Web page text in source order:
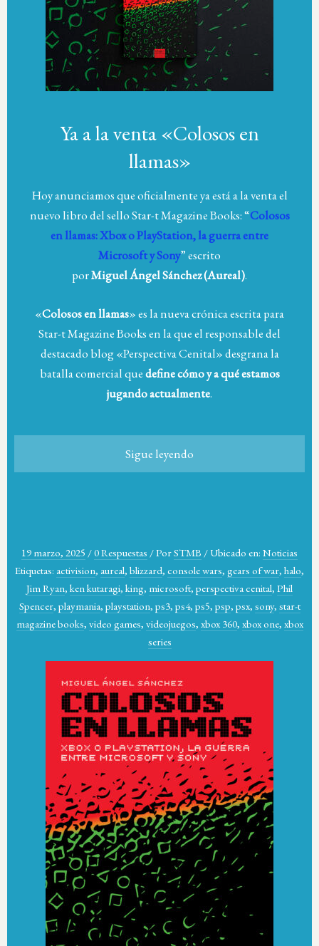
Ya a la venta «Colosos en
llamas»
Hoy anunciamos que oficialmente ya está a la venta el
nuevo libro del sello Star-t Magazine Books: “Colosos
en llamas: Xbox o PlayStation, la guerra entre
Microsoft y Sony” escrito
porMiguel Ángel Sánchez (Aureal).
«Colosos en llamas» es la nueva crónica escrita para
Star-t Magazine Books en la que el responsable del
destacado blog «Perspectiva Cenital» desgrana la
batalla comercial quedefine cómo y a qué estamos
jugando actualmente.
Sigue leyendo
19 marzo, 2025 /0 Respuestas /PorSTMB / Ubicado en: Noticias
Etiquetas: activision, aureal, blizzard, console wars, gears of war, halo,
Jim Ryan, ken kutaragi, king, microsoft, perspectiva cenital, Phil
Spencer, playmania, playstation, ps3, ps4, ps5, psp, psx, sony, star-t
magazine books, video games, videojuegos, xbox 360, xbox one, xbox
series